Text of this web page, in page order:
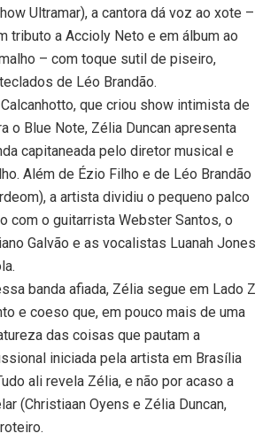
Ultramar), a cantora dá voz ao xote –
tributo a Accioly Neto e em álbum ao
– com toque sutil de piseiro,
de Léo Brandão.
que criou show intimista de
o Blue Note, Zélia Duncan apresenta
capitaneada pelo diretor musical e
Além de Ézio Filho e de Léo Brandão
a artista dividiu o pequeno palco
com o guitarrista Webster Santos, o
Galvão e as vocalistas Luanah Jones
banda afiada, Zélia segue em Lado Z
e coeso que, em pouco mais de uma
das coisas que pautam a
iniciada pela artista em Brasília
ali revela Zélia, e não por acaso a
(Christiaan Oyens e Zélia Duncan,